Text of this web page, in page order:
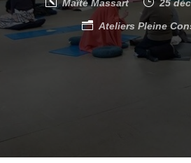
Maïté Massart 25
Ateliers Pleine